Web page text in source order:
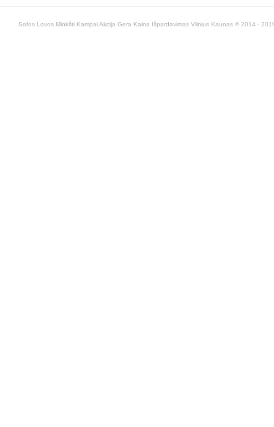
Sofos Lovos Minkšti Kampai Akcija Gera Kaina Išpardavimas Vilnius Kaunas © 2014 -